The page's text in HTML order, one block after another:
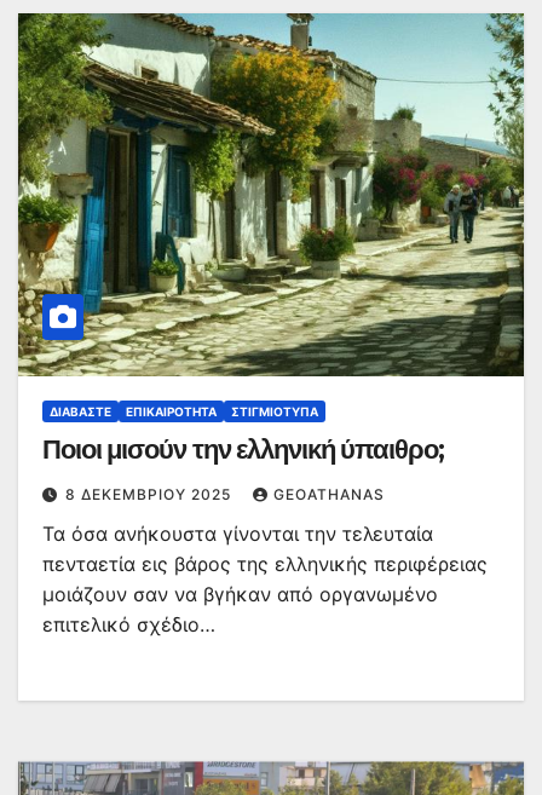
ΔΙΑΒΆΣΤΕ ΕΠΙΚΑΙΡΌΤΗΤΑ ΣΤΙΓΜΙΌΤΥΠΑ
Ποιοι μισούν την ελληνική ύπαιθρο;
8 ΔΕΚΕΜΒΡΊΟΥ 2025 GEOATHANAS
Τα όσα ανήκουστα γίνονται την τελευταία
πενταετία εις βάρος της ελληνικής περιφέρειας
μοιάζουν σαν να βγήκαν από οργανωμένο
επιτελικό σχέδιο…